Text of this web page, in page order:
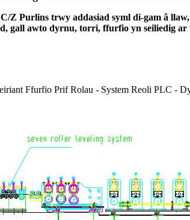
Z Purlins trwy addasiad syml di-gam â
gall awto dyrnu, torri, ffurfio yn seiliedig
Ffurfio Prif Rolau - System Reoli PLC -